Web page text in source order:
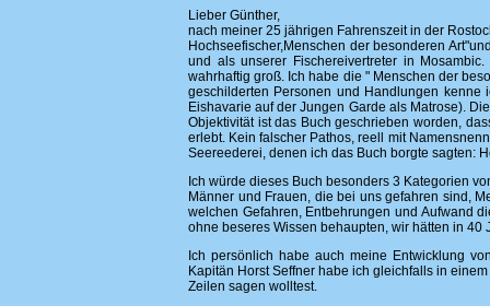
Lieber Günther,
nach meiner 25 jährigen Fahrenszeit in der
Hochseefischer,Menschen der besonderen
und als unserer Fischereivertreter in
wahrhaftig groß. Ich habe die " Menschen der
geschilderten Personen und Handlungen kenne
Eishavarie auf der Jungen Garde als Matrose).
Objektivität ist das Buch geschrieben worden,
erlebt. Kein falscher Pathos, reell mit
Seereederei, denen ich das Buch borgte sagten:
Ich würde dieses Buch besonders 3 Kategorien
Männer und Frauen, die bei uns gefahren sind,
welchen Gefahren, Entbehrungen und Aufwand
ohne beseres Wissen behaupten, wir hätten in
Ich persönlich habe auch meine Entwicklung
Kapitän Horst Seffner habe ich gleichfalls in
Zeilen sagen wolltest.